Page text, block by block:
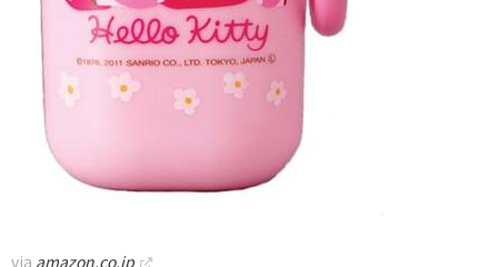
via amazon.co.jp